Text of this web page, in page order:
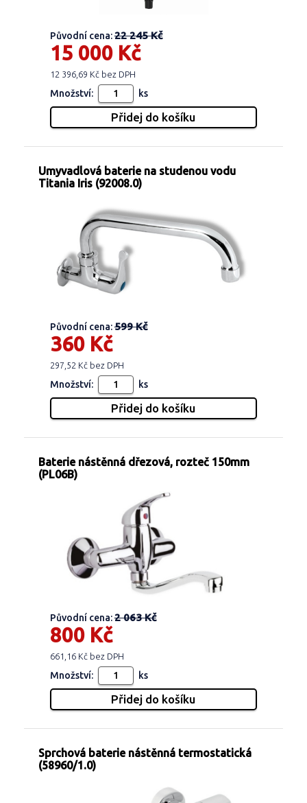
Původní cena:22 245 Kč
15 000 Kč
12 396,69 Kč bez DPH
Množství: ks
Umyvadlová baterie na studenou vodu
Titania Iris (92008.0)
Původní cena:599 Kč
360 Kč
297,52 Kč bez DPH
Množství: ks
Baterie nástěnná dřezová, rozteč 150mm
(PL06B)
Původní cena:2 063 Kč
800 Kč
661,16 Kč bez DPH
Množství: ks
Sprchová baterie nástěnná termostatická
(58960/1.0)